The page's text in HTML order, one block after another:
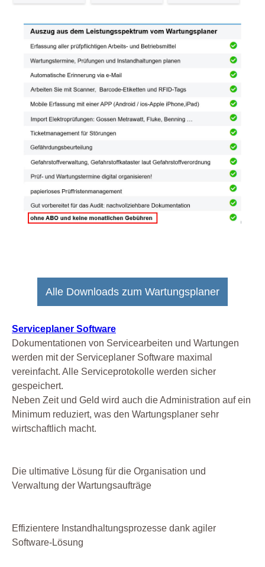
Alle Downloads zum Wartungsplaner
Serviceplaner Software
Dokumentationen von Servicearbeiten und Wartungen
werden mit der Serviceplaner Software maximal
vereinfacht. Alle Serviceprotokolle werden sicher
gespeichert.
Neben Zeit und Geld wird auch die Administration auf ein
Minimum reduziert, was den Wartungsplaner sehr
wirtschaftlich macht.
Die ultimative Lösung für die Organisation und
Verwaltung der Wartungsaufträge
Effizientere Instandhaltungsprozesse dank agiler
Software-Lösung